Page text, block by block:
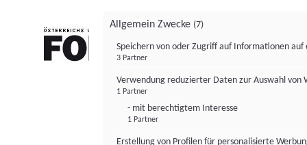
Allgemein Zwecke (7)
Speichern von oder Zugriff auf Informationen auf
3 Partner
Verwendung reduzierter Daten zur Auswahl von
1 Partner
- mit berechtigtem Interesse
1 Partner
Erstellung von Profilen für personalisierte
FONDS professionell